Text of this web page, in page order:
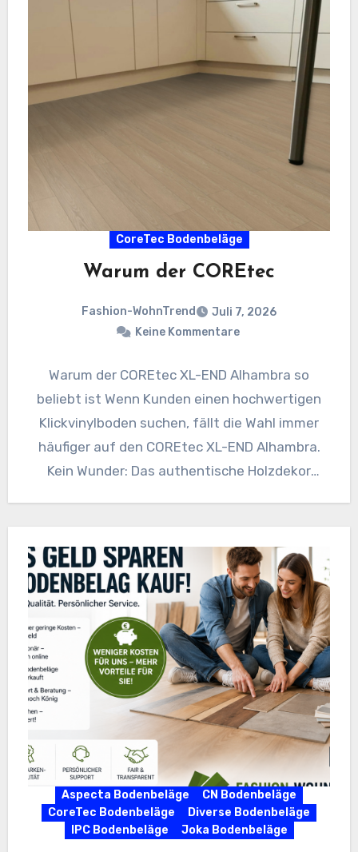
CoreTec Bodenbeläge
Warum der COREtec
Fashion-WohnTrend
Juli 7, 2026
Keine Kommentare
Warum der COREtec XL-END Alhambra so
beliebt ist Wenn Kunden einen hochwertigen
Klickvinylboden suchen, fällt die Wahl immer
häufiger auf den COREtec XL-END Alhambra.
Kein Wunder: Das authentische Holzdekor
Aspecta Bodenbeläge
CN Bodenbeläge
CoreTec Bodenbeläge
Diverse Bodenbeläge
IPC Bodenbeläge
Joka Bodenbeläge